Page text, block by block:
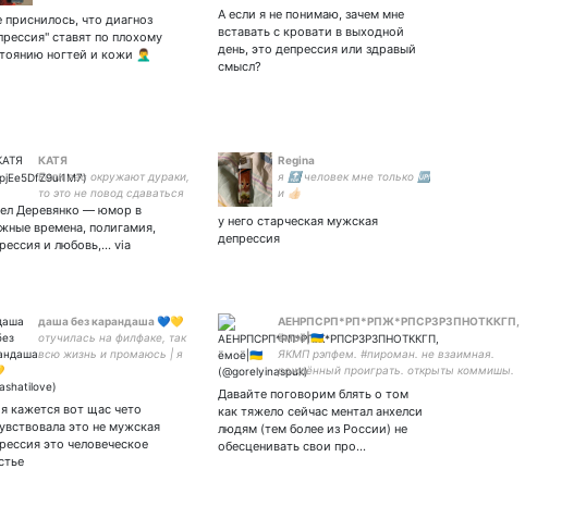
приснилось, что диагноз
ставят по плохому
ногтей и кожи 🤦‍♂️
кабачковых оладьев. |
Пишу фантастику, стэню
Кропоткина, мечтаю о
А если я не понимаю, зачем мне
вставать с кровати в выходной
день, это депрессия или здравый
смысл?
КАТЯ
Если вас окружают дураки,
то это не повод сдаваться
в плен.
Деревянко — юмор в
времена, полигамия,
и любовь,... via
Regina
я 🔝 человек мне только 🆙
и 👍🏻
у него старческая мужская
депрессия
даша без карандаша 💙💛
отучилась на филфаке, так
всю жизнь и промаюсь | я
волонтерка ~ люблю всех
кажется вот щас чето
это не мужская
это человеческое
АЕНРПСРП*РП*РПЖ*РПСРЗРЗПНОТККГП,
ёмоё|🇺🇦
ЯКМП рэпфем. #пироман. не взаимная.
рождённый проиграть. открыты коммишы.
Давайте поговорим блять о том
как тяжело сейчас ментал анхелси
людям (тем более из России) не
обесценивать свои про…